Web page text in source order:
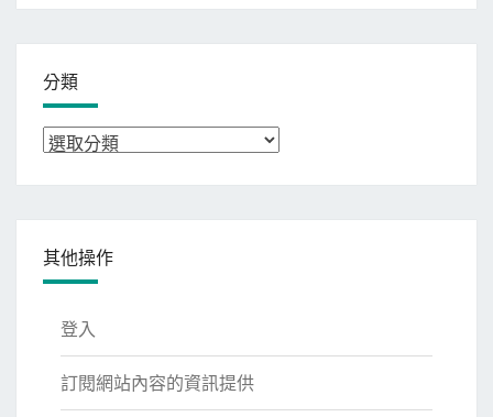
分類
分
其他操作
登入
訂閱網站內容的資訊提供